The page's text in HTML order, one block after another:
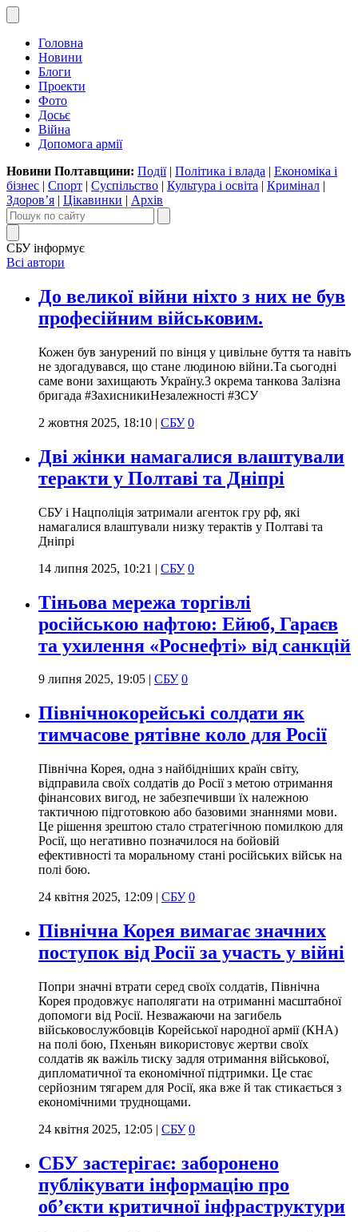
Головна
Новини
Блоги
Проекти
Фото
Досьє
Війна
Допомога армії
Новини Полтавщини: Події| Політика і влада | Економіка і
бізнес | Спорт | Суспільство | Культура і освіта | Кримінал |
Здоров’я | Цікавинки | Архів
СБУ інформує
Всі автори
До великої війни ніхто з них не був
професійним військовим.
Кожен був занурений по вінця у цивільне буття та навіть
не здогадувався, що стане людиною війни.Та сьогодні
саме вони захищають Україну.3 окрема танкова Залізна
бригада #ЗахисникиНезалежності #ЗСУ
2 жовтня 2025, 18:10 | СБУ 0
Дві жінки намагалися влаштували
теракти у Полтаві та Дніпрі
СБУ і Нацполіція затримали агенток гру рф, які
намагалися влаштували низку терактів у Полтаві та
Дніпрі
14 липня 2025, 10:21 | СБУ 0
Тіньова мережа торгівлі
російською нафтою: Ейюб, Гараєв
та ухилення «Роснефті» від санкцій
9 липня 2025, 19:05 | СБУ 0
Північнокорейські солдати як
тимчасове рятівне коло для Росії
Північна Корея, одна з найбідніших країн світу,
відправила своїх солдатів до Росії з метою отримання
фінансових вигод, не забезпечивши їх належною
тактичною підготовкою або базовими знаннями мови.
Це рішення зрештою стало стратегічною помилкою для
Росії, що негативно позначилося на бойовій
ефективності та моральному стані російських військ на
полі бою.
24 квітня 2025, 12:09 | СБУ 0
Північна Корея вимагає значних
поступок від Росії за участь у війні
Попри значні втрати серед своїх солдатів, Північна
Корея продовжує наполягати на отриманні масштабної
допомоги від Росії. Незважаючи на загибель
військовослужбовців Корейської народної армії (КНА)
на полі бою, Пхеньян використовує жертви своїх
солдатів як важіль тиску задля отримання військової,
дипломатичної та економічної підтримки. Це стає
серйозним тягарем для Росії, яка вже й так стикається з
економічними труднощами.
24 квітня 2025, 12:05 | СБУ 0
СБУ застерігає: заборонено
публікувати інформацію про
об’єкти критичної інфраструктури